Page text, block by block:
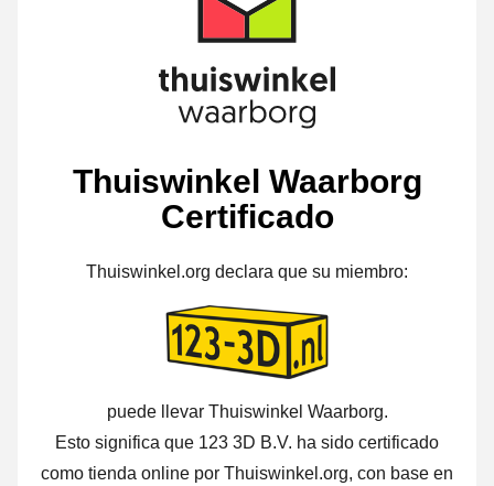
Thuiswinkel Waarborg
Certificado
Thuiswinkel.org declara que su miembro:
puede llevar Thuiswinkel Waarborg.
Esto significa que 123 3D B.V. ha sido certificado
como tienda online por Thuiswinkel.org, con base en